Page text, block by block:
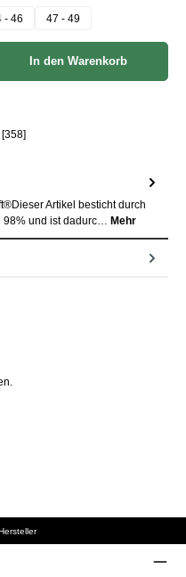
- 46 47 - 49
benutze die Schaltflächen um die
In den Warenkorb
Artikel besticht durch
98% und ist dadurc… Mehr